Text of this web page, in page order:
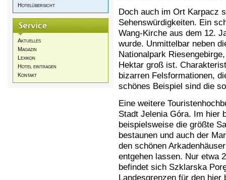
Hotelübersicht
Aktuelles
Magazin
Lexikon
Hotel eintragen
Kontakt
Doch auch im Ort Karpacz
Sehenswürdigkeiten. Ein
Wang-Kirche aus dem 12.
wurde. Unmittelbar neben
Nationalpark
Hektar groß ist.
bizarren Felsformationen,
schönes Beispiel sind die
Eine weitere
Stadt Jelenia Góra. Im hier
beispielsweise die größte
bestaunen und auch der
den schönen
entgehen lassen. Nur etwa
befindet sich Szklarska
Landesgrenzen für den